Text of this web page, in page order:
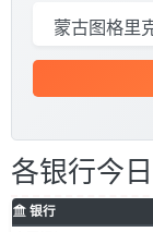
各银行今日
银行